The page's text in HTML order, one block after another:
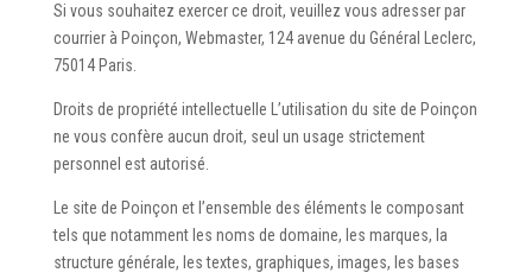
Si vous souhaitez exercer ce droit, veuillez vous adresser par
courrier à Poinçon, Webmaster, 124 avenue du Général Leclerc,
75014 Paris.
Droits de propriété intellectuelle L’utilisation du site de Poinçon
ne vous confère aucun droit, seul un usage strictement
personnel est autorisé.
Le site de Poinçon et l’ensemble des éléments le composant
tels que notamment les noms de domaine, les marques, la
structure générale, les textes, graphiques, images, les bases